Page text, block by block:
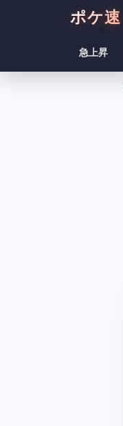
ポケ速
急上昇